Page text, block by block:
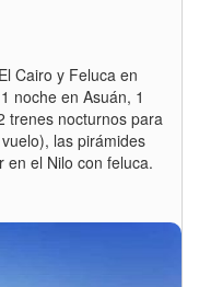
Cairo y Feluca en
noche en Asuán, 1
trenes nocturnos para
las pirámides
en el Nilo con feluca.